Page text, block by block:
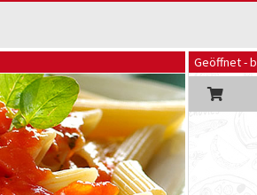
Geöffnet -